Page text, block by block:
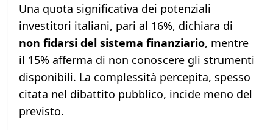
Una quota significativa dei potenziali
investitori italiani, pari al 16%, dichiara di
non fidarsi del sistema finanziario, mentre
il 15% afferma di non conoscere gli strumenti
disponibili. La complessità percepita, spesso
citata nel dibattito pubblico, incide meno del
previsto.